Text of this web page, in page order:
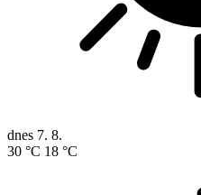
dnes 7. 8.
30 °C 18 °C